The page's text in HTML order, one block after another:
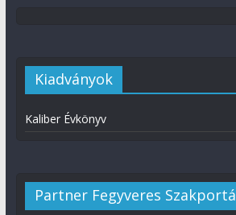
Kiadványok
Kaliber Évkönyv
Partner Fegyveres